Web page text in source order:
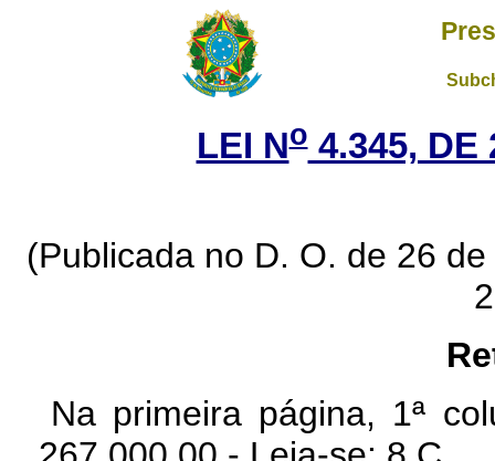
LEI No4.345, DE
(Publicada no D. O. de 26
Na primeira página, 1ª